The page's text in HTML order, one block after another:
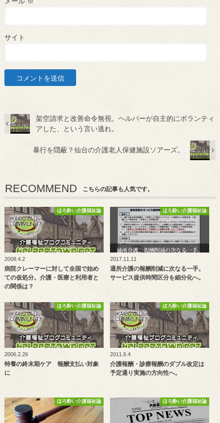
サイト
架空請求と改善命令無視。ヘルパーが自主的にボランティ
アした、という言い逃れ。
暴行を隠蔽？仙台の介護老人保健施設ソアーズ。
RECOMMEND こちらの記事も人気です。
ほろ酔い介護福祉論
2008.4.2
病院クレーマーに対して全国で始め
ての仮処分。介護・医療と利用者と
の関係は？
ほろ酔い介護福祉論
2017.11.11
通所介護の報酬削減に次なる一手。
サービス提供時間区分を細分化へ。
ほろ酔い介護福祉論
2006.2.26
特養の終末期ケア 報酬支払い対象
に
ほろ酔い介護福祉論
2011.6.4
介護報酬・診療報酬のダブル改定は
予定通り実施の方向性へ。
ほろ酔い介護福祉論 ほろ酔い介護福祉論